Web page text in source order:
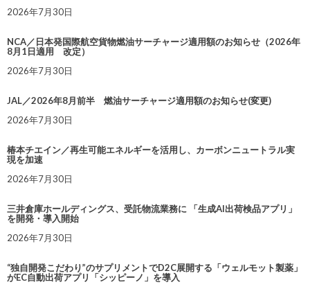
2026年7月30日
NCA／日本発国際航空貨物燃油サーチャージ適用額のお知らせ（2026年
8月1日適用 改定）
2026年7月30日
JAL／2026年8月前半 燃油サーチャージ適用額のお知らせ(変更)
2026年7月30日
椿本チエイン／再生可能エネルギーを活用し、カーボンニュートラル実
現を加速
2026年7月30日
三井倉庫ホールディングス、受託物流業務に 「生成AI出荷検品アプリ」
を開発・導入開始
2026年7月30日
“独自開発こだわり”のサプリメントでD2C展開する「ウェルモット製薬」
がEC自動出荷アプリ「シッピーノ」を導入